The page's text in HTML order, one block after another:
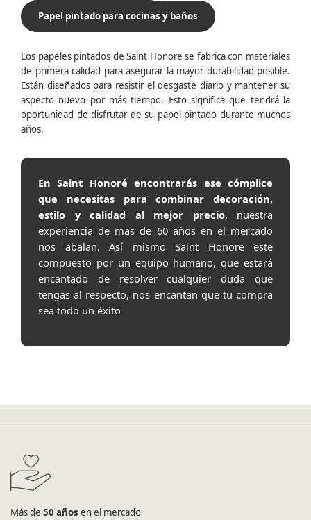
Papel pintado para cocinas y baños
Los papeles pintados de Saint Honore se fabrica con materiales
de primera calidad para asegurar la mayor durabilidad posible.
Están diseñados para resistir el desgaste diario y mantener su
aspecto nuevo por más tiempo. Esto significa que tendrá la
oportunidad de disfrutar de su papel pintado durante muchos
años.
En Saint Honoré encontrarás ese cómplice
que necesitas para combinar decoración,
estilo y calidad al mejor precio, nuestra
experiencia de mas de 60 años en el mercado
nos abalan. Así mismo Saint Honore este
compuesto por un equipo humano, que estará
encantado de resolver cualquier duda que
tengas al respecto, nos encantan que tu compra
sea todo un éxito
Más de 50 años en el mercado